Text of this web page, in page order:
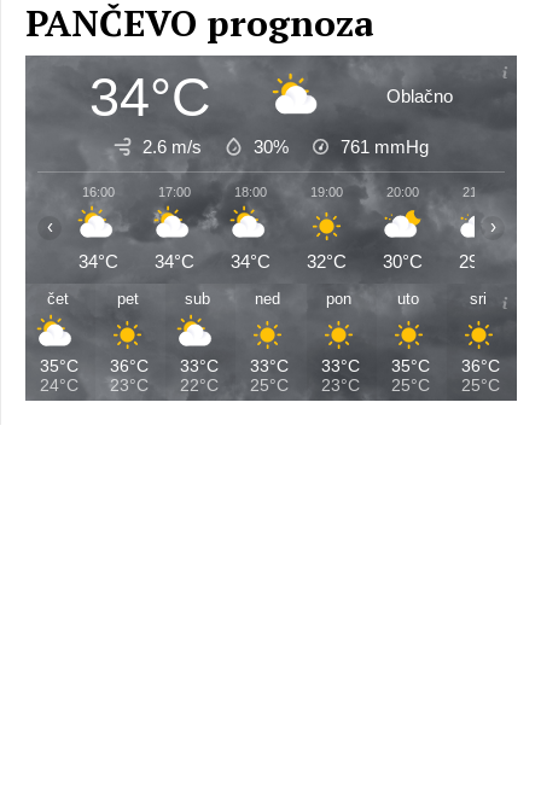
PANČEVO prognoza
34°C Oblačno
2.6 m/s 30% 761 mmHg
16:00
34°C
17:00
34°C
18:00
34°C
19:00
32°C
20:00
30°C
21:00
29°C
‹ ›
čet
35°C
24°C
pet
36°C
23°C
sub
33°C
22°C
ned
33°C
25°C
pon
33°C
23°C
uto
35°C
25°C
sri
36°C
25°C